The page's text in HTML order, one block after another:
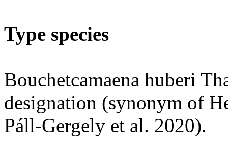
Type species
Bouchetcamaena huberi
designation (synonym of
Páll-Gergely et al. 2020).